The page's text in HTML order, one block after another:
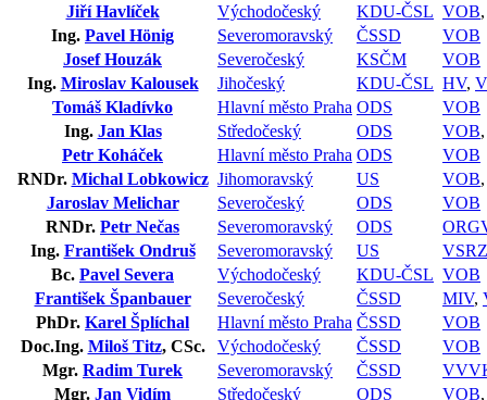
Jiří Havlíček
Východočeský KDU-ČSL VOB
Ing. Pavel Hönig Severomoravský ČSSD
VOB
Josef Houzák
Severočeský KSČM
VOB
Ing. Miroslav Kalousek Jihočeský KDU-ČSL HV,
Tomáš Kladívko
Hlavní město Praha ODS
VOB
Ing. Jan Klas Středočeský ODS VOB
Petr Koháček
Hlavní město Praha ODS
VOB
RNDr. Michal Lobkowicz Jihomoravský US VOB
Jaroslav Melichar
Severočeský ODS
VOB
RNDr. Petr Nečas Severomoravský ODS
Ing. František Ondruš Severomoravský US
Bc. Pavel Severa Východočeský KDU-ČSL VOB
František Španbauer
Severočeský ČSSD MIV,
PhDr. Karel Šplíchal Hlavní město Praha ČSSD
VOB
Doc.Ing. Miloš Titz, CSc. Východočeský ČSSD
VOB
Mgr. Radim Turek Severomoravský ČSSD
Mgr. Jan Vidím Středočeský ODS VOB